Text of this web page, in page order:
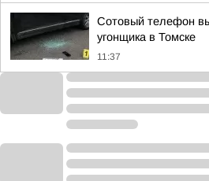
Сотовый телефон
угонщика в Томске
11:37